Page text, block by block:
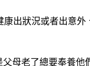
出狀況或者出意
母老了總要奉養